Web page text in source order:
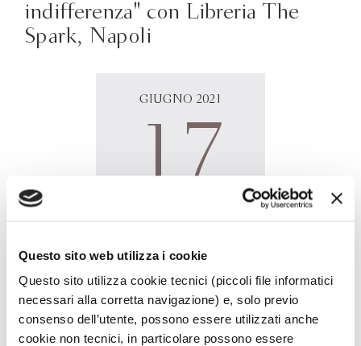
Questo sito web utilizza i cookie
Questo sito utilizza cookie tecnici (piccoli file informatici
necessari alla corretta navigazione) e, solo previo
consenso dell’utente, possono essere utilizzati anche
cookie non tecnici, in particolare possono essere
indifferenza" con Libreria The
Spark, Napoli
GIUGNO 2021
17
Libreria The Spark, Napoli
Via degli Acquari
80133 - Napoli (NA)